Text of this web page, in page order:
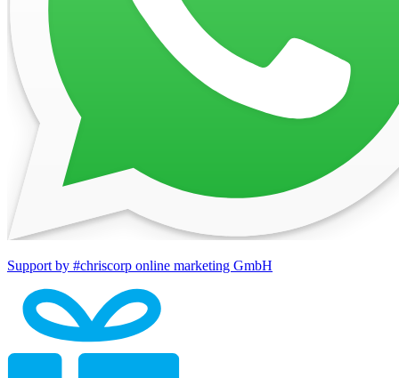
Support by #chriscorp online marketing GmbH